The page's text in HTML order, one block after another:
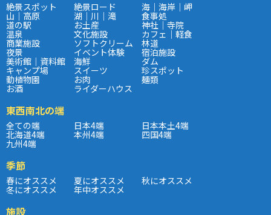
絶景スポット 絶景ロード 海｜海岸｜岬
山｜高原 湖｜川｜滝 食事処
道の駅 お土産 神社｜寺院
温泉 文化施設 カフェ｜軽食
商業施設 ソフトクリーム 林道
夜景 イベント体験 宿泊施設
美術館｜資料館 海鮮 ダム
キャンプ場 スイーツ 珍スポット
動植物園 お肉 麺類
お酒 ライダーハウス
東西南北の端
全ての端 日本4端 日本本土4端
北海道4端 本州4端 四国4端
九州4端
季節
春にオススメ 夏にオススメ 秋にオススメ
冬にオススメ 年中オススメ
施設